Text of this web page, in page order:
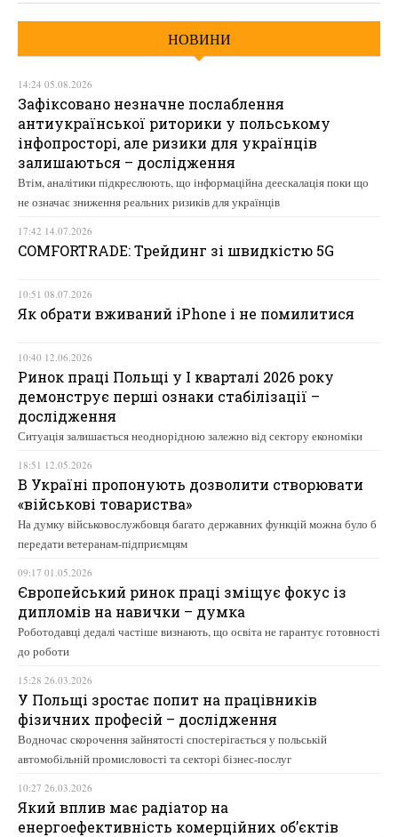
НОВИНИ
14:24 05.08.2026
Зафіксовано незначне послаблення
антиукраїнської риторики у польському
інфопросторі, але ризики для українців
залишаються – дослідження
Втім, аналітики підкреслюють, що інформаційна деескалація поки що
не означає зниження реальних ризиків для українців
17:42 14.07.2026
COMFORTRADE: Трейдинг зі швидкістю 5G
10:51 08.07.2026
Як обрати вживаний iPhone і не помилитися
10:40 12.06.2026
Ринок праці Польщі у І кварталі 2026 року
демонструє перші ознаки стабілізації –
дослідження
Ситуація залишається неоднорідною залежно від сектору економіки
18:51 12.05.2026
В Україні пропонують дозволити створювати
«військові товариства»
На думку військовослужбовця багато державних функцій можна було б
передати ветеранам-підприємцям
09:17 01.05.2026
Європейський ринок праці зміщує фокус із
дипломів на навички – думка
Роботодавці дедалі частіше визнають, що освіта не гарантує готовності
до роботи
15:28 26.03.2026
У Польщі зростає попит на працівників
фізичних професій – дослідження
Водночас скорочення зайнятості спостерігається у польській
автомобільній промисловості та секторі бізнес-послуг
10:27 26.03.2026
Який вплив має радіатор на
енергоефективність комерційних об’єктів